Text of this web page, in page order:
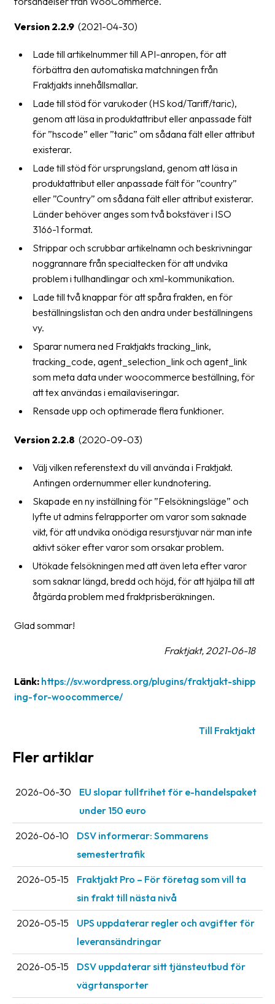
Version 2.2.9 (2021-04-30)
Lade till artikelnummer till API-anropen, för att
förbättra den automatiska matchningen från
Fraktjakts innehållsmallar.
Lade till stöd för varukoder (HS kod/Tariff/taric),
genom att läsa in produktattribut eller anpassade fält
för ”hscode” eller ”taric” om sådana fält eller attribut
existerar.
Lade till stöd för ursprungsland, genom att läsa in
produktattribut eller anpassade fält för ”country”
eller ”Country” om sådana fält eller attribut existerar.
Länder behöver anges som två bokstäver i ISO
3166-1 format.
Strippar och scrubbar artikelnamn och beskrivningar
noggrannare från specialtecken för att undvika
problem i tullhandlingar och xml-kommunikation.
Lade till två knappar för att spåra frakten, en för
beställningslistan och den andra under beställningens
vy.
Sparar numera ned Fraktjakts tracking_link,
tracking_code, agent_selection_link och agent_link
som meta data under woocommerce beställning, för
att tex användas i emailaviseringar.
Rensade upp och optimerade flera funktioner.
Version 2.2.8 (2020-09-03)
Välj vilken referenstext du vill använda i Fraktjakt.
Antingen ordernummer eller kundnotering.
Skapade en ny inställning för ”Felsökningsläge” och
lyfte ut admins felrapporter om varor som saknade
vikt, för att undvika onödiga resurstjuvar när man inte
aktivt söker efter varor som orsakar problem.
Utökade felsökningen med att även leta efter varor
som saknar längd, bredd och höjd, för att hjälpa till att
åtgärda problem med fraktprisberäkningen.
Glad sommar!
Fraktjakt, 2021-06-18
Länk: https://sv.wordpress.org/plugins/fraktjakt-shipp
ing-for-woocommerce/
Till Fraktjakt
Fler artiklar
2026-06-30
EU slopar tullfrihet för e-handelspaket
under 150 euro
2026-06-10
DSV informerar: Sommarens
semestertrafik
2026-05-15
Fraktjakt Pro – För företag som vill ta
sin frakt till nästa nivå
2026-05-15
UPS uppdaterar regler och avgifter för
leveransändringar
2026-05-15
DSV uppdaterar sitt tjänsteutbud för
vägrtansporter